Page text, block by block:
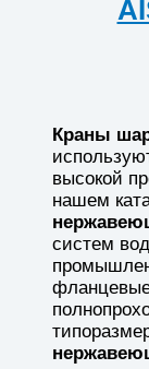
Краны
высокой
нашем
систем